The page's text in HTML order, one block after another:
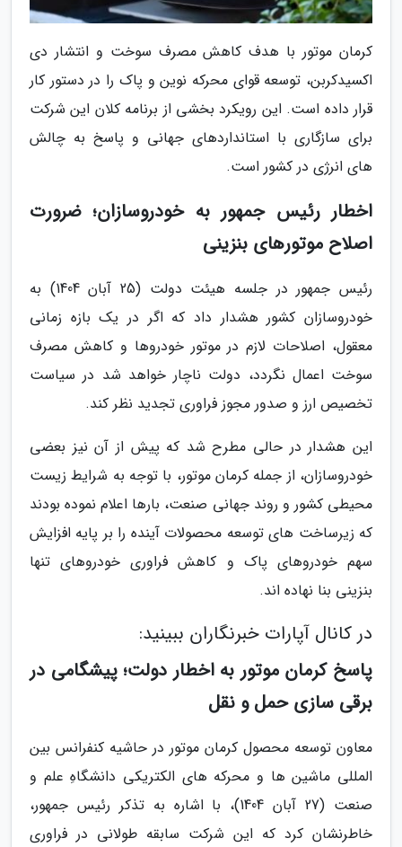
کرمان موتور با هدف کاهش مصرف سوخت و انتشار دی
اکسیدکربن، توسعه قوای محرکه نوین و پاک را در دستور کار
قرار داده است. این رویکرد بخشی از برنامه کلان این شرکت
برای سازگاری با استانداردهای جهانی و پاسخ به چالش
های انرژی در کشور است.
اخطار رئیس جمهور به خودروسازان؛ ضرورت
اصلاح موتورهای بنزینی
رئیس جمهور در جلسه هیئت دولت (25 آبان 1404) به
خودروسازان کشور هشدار داد که اگر در یک بازه زمانی
معقول، اصلاحات لازم در موتور خودروها و کاهش مصرف
سوخت اعمال نگردد، دولت ناچار خواهد شد در سیاست
تخصیص ارز و صدور مجوز فراوری تجدید نظر کند.
این هشدار در حالی مطرح شد که پیش از آن نیز بعضی
خودروسازان، از جمله کرمان موتور، با توجه به شرایط زیست
محیطی کشور و روند جهانی صنعت، بارها اعلام نموده بودند
که زیرساخت های توسعه محصولات آینده را بر پایه افزایش
سهم خودروهای پاک و کاهش فراوری خودروهای تنها
بنزینی بنا نهاده اند.
در کانال آپارات خبرنگاران ببینید:
پاسخ کرمان موتور به اخطار دولت؛ پیشگامی در
برقی سازی حمل و نقل
معاون توسعه محصول کرمان موتور در حاشیه کنفرانس بین
المللی ماشین ها و محرکه های الکتریکی دانشگاهِ علم و
صنعت (27 آبان 1404)، با اشاره به تذکر رئیس جمهور،
خاطرنشان کرد که این شرکت سابقه طولانی در فراوری